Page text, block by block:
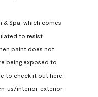
& Spa, which comes
to resist
paint does not
being exposed to
to check it out here:
us/interior-exterior-